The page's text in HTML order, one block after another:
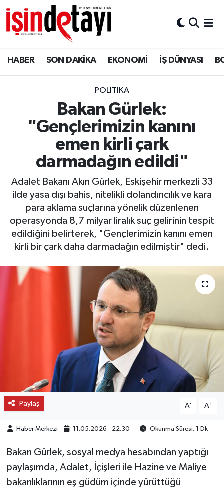
HABER SON DAKİKA EKONOMİ İŞ DÜNYASI
POLİTİKA
Bakan Gürlek:
"Gençlerimizin kanını
emen kirli çark
darmadağın edildi"
Adalet Bakanı Akın Gürlek, Eskişehir merkezli 33
ilde yasa dışı bahis, nitelikli dolandırıcılık ve kara
para aklama suçlarına yönelik düzenlenen
operasyonda 8,7 milyar liralık suç gelirinin tespit
edildiğini belirterek, "Gençlerimizin kanını emen
kirli bir çark daha darmadağın edilmiştir" dedi.
Paylaş A- A+
Haber Merkezi 11.05.2026 - 22:30 Okunma Süresi: 1 Dk
Bakan Gürlek, sosyal medya hesabından yaptığı
paylaşımda, Adalet, İçişleri ile Hazine ve Maliye
bakanlıklarının eş güdüm içinde yürüttüğü
DÜNYA
Eğitim
ENERJİ HABERİ
GAYRİMENKUL
HABER
LOJİSTİK
MAGAZİN
OTO DETAY
SAĞLIK
SON DAKİKA
Nöbetçi Eczaneler
Hava Durumu
İstanbul Namaz Vakitleri
Trafik Durumu
Süper Lig Puan Durumu ve Fikstür
Tüm Manşetler
Son Dakika Haberleri
Haber Arşivi